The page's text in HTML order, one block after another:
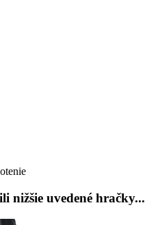
nižšie uvedené hračky...